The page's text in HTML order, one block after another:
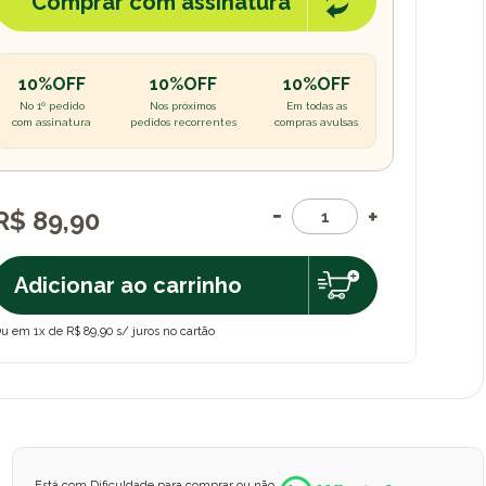
89,90
Adicionar ao carrinho
em 1x de R$ 89,90 s/ juros no cartão
10%OFF
No 1º pedido
com assinatura
10%OFF
Nos próximos
pedidos recorrentes
10%OFF
Em todas as
compras avulsas